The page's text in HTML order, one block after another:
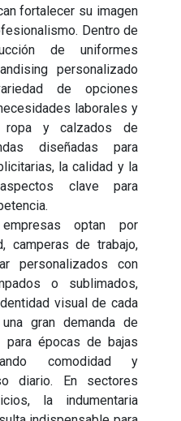
fortalecer su imagen
Dentro de
de uniformes
personalizado
de opciones
laborales y
ropa y calzados de
diseñadas para
la calidad y la
clave para
empresas optan por
camperas de trabajo,
personalizados con
o sublimados,
visual de cada
gran demanda de
épocas de bajas
comodidad y
diario. En sectores
la indumentaria